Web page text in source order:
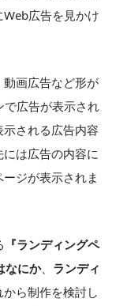
広告を見かけ
画広告など形が
で広告が表示され
される広告内容
は広告の内容に
ジが表示されま
『ランディングペ
なにか、 ランディ
ら制作を検討し